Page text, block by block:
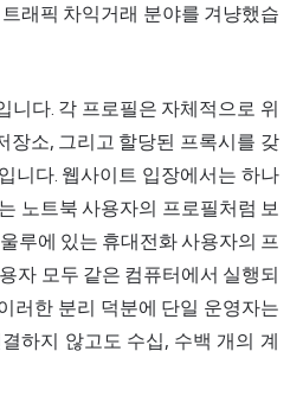
래픽 차익거래 분야를 겨냥했습
니다. 각 프로필은 자체적으로 위
장소, 그리고 할당된 프록시를 갖
니다. 웹사이트 입장에서는 하나
노트북 사용자의 프로필처럼 보
루에 있는 휴대전화 사용자의 프
자 모두 같은 컴퓨터에서 실행되
러한 분리 덕분에 단일 운영자는
하지 않고도 수십, 수백 개의 계